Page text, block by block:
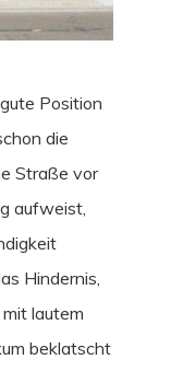
Position
die
Straße vor
aufweist,
Hindernis,
lautem
beklatscht